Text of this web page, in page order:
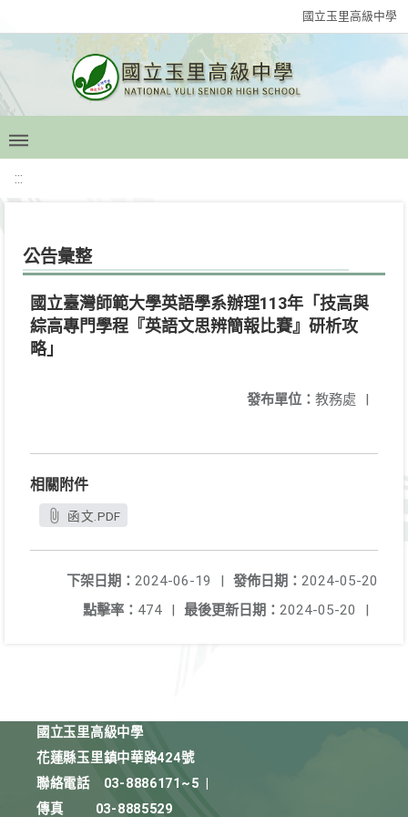
國立玉里高級中學
:::
公告彙整
國立臺灣師範大學英語學系辦理113年「技高與
綜高專門學程『英語文思辨簡報比賽』研析攻
略」
發布單位： 教務處 |
相關附件
函文.PDF
發佈日期： 2024-05-20
下架日期： 2024-06-19
|
最後更新日期： 2024-05-20 |
點擊率： 474 |
國立玉里高級中學
花蓮縣玉里鎮中華路424號
聯絡電話
03-8886171~5
傳真
03-8885529